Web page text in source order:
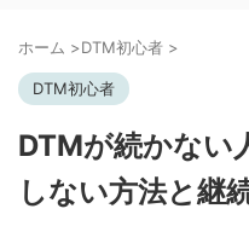
ホーム >DTM初心者 >
DTM初心者
DTMが続かない
しない方法と継